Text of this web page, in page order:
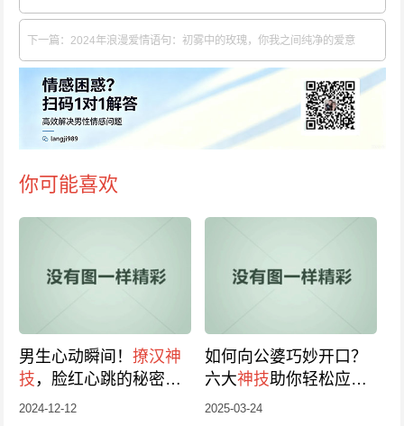
下一篇：2024年浪漫爱情语句：初雾中的玫瑰，你我之间纯净的爱意
你可能喜欢
男生心动瞬间！ 撩汉神
技 ，脸红心跳的秘密话
语2024版
2024-12-12
如何向公婆巧妙开口？
六大神技助你轻松应对
要钱难题
2025-03-24